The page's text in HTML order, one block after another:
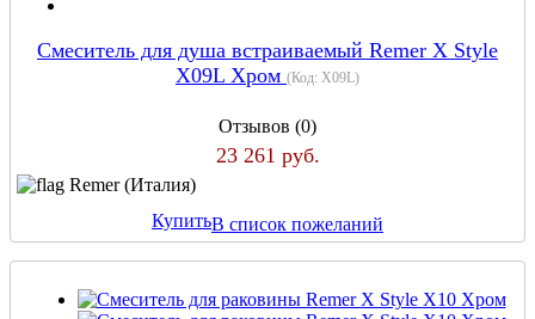
Смеситель для душа встраиваемый Remer X Style
X09L Хром (Код: X09L)
Отзывов (0)
23 261 руб.
Remer (Италия)
КупитьВ список пожеланий